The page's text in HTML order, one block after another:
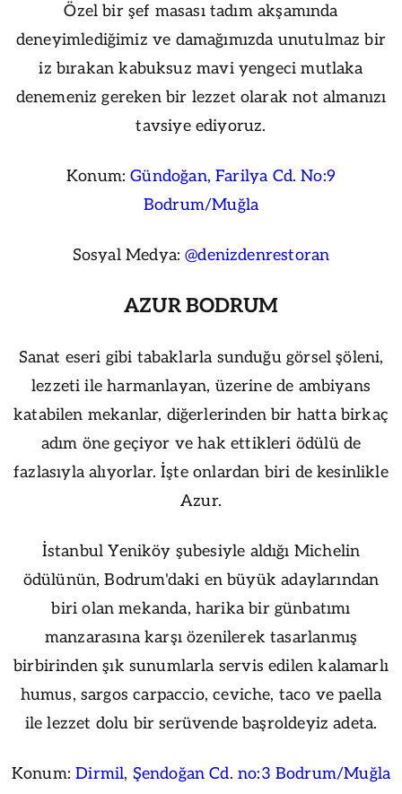
Özel bir şef masası tadım akşamında
deneyimlediğimiz ve damağımızda unutulmaz bir
iz bırakan kabuksuz mavi yengeci mutlaka
denemeniz gereken bir lezzet olarak not almanızı
tavsiye ediyoruz.
Konum:Gündoğan, Farilya Cd. No:9
Bodrum/Muğla
Sosyal Medya:@denizdenrestoran
AZUR BODRUM
Sanat eseri gibi tabaklarla sunduğu görsel şöleni,
lezzeti ile harmanlayan, üzerine de ambiyans
katabilen mekanlar, diğerlerinden bir hatta birkaç
adım öne geçiyor ve hak ettikleri ödülü de
fazlasıyla alıyorlar. İşte onlardan biri de kesinlikle
Azur.
İstanbul Yeniköy şubesiyle aldığı Michelin
ödülünün, Bodrum'daki en büyük adaylarından
biri olan mekanda, harika bir günbatımı
manzarasına karşı özenilerek tasarlanmış
birbirinden şık sunumlarla servis edilen kalamarlı
humus, sargos carpaccio, ceviche, taco ve paella
ile lezzet dolu bir serüvende başroldeyiz adeta.
Konum:Dirmil, Şendoğan Cd. no:3 Bodrum/Muğla